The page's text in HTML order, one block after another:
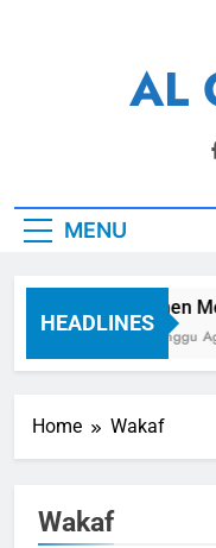
AL
Yayasan
MENU
HEADLINES
Panen
1 Minggu
Home Wakaf
Wakaf